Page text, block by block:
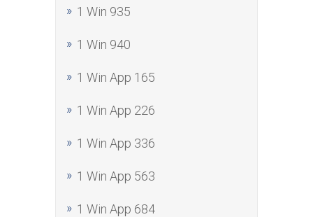
1 Win 935
1 Win 940
1 Win App 165
1 Win App 226
1 Win App 336
1 Win App 563
1 Win App 684